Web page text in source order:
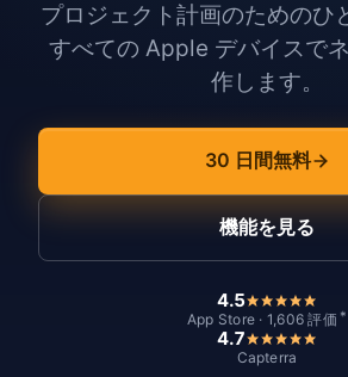
プロジェクト計画のためのひ
すべての Apple デバイスで
作します。
30 日間無料
機能を見る
4.5
App Store · 1,606 評価 *
4.7
Capterra